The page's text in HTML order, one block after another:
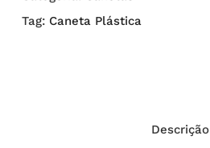
Tag: Caneta Plástica
Descrição